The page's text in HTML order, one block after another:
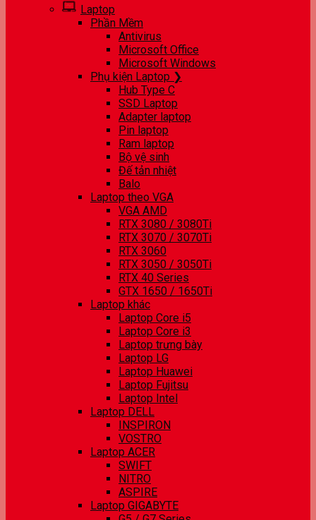
Laptop
Phần Mềm
Antivirus
Microsoft Office
Microsoft Windows
Phụ kiện Laptop ❯
Hub Type C
SSD Laptop
Adapter laptop
Pin laptop
Ram laptop
Bộ vệ sinh
Đế tản nhiệt
Balo
Laptop theo VGA
VGA AMD
RTX 3080 / 3080Ti
RTX 3070 / 3070Ti
RTX 3060
RTX 3050 / 3050Ti
RTX 40 Series
GTX 1650 / 1650Ti
Laptop khác
Laptop Core i5
Laptop Core i3
Laptop trưng bày
Laptop LG
Laptop Huawei
Laptop Fujitsu
Laptop Intel
Laptop DELL
INSPIRON
VOSTRO
Laptop ACER
SWIFT
NITRO
ASPIRE
Laptop GIGABYTE